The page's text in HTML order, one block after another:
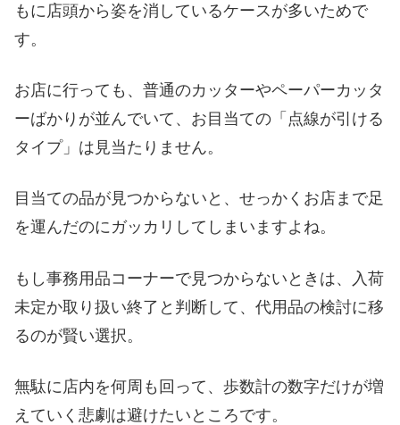
もに店頭から姿を消しているケースが多いためで
す。
お店に行っても、普通のカッターやペーパーカッタ
ーばかりが並んでいて、お目当ての「点線が引ける
タイプ」は見当たりません。
目当ての品が見つからないと、せっかくお店まで足
を運んだのにガッカリしてしまいますよね。
もし事務用品コーナーで見つからないときは、入荷
未定か取り扱い終了と判断して、代用品の検討に移
るのが賢い選択。
無駄に店内を何周も回って、歩数計の数字だけが増
えていく悲劇は避けたいところです。